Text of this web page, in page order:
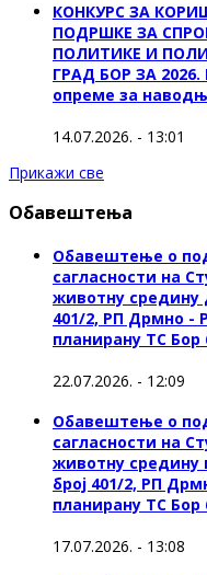
КОНКУРС ЗА
ПОДРШКЕ ЗА
ПОЛИТИКЕ И
ГРАД БОР ЗА
опреме за
14.07.2026. - 13:01
Прикажи све
Обавештења
Обавештење о
сагласности на
животну средину
401/2, РП Дрмно -
планирану ТС Бор
22.07.2026. - 12:09
Обавештење о
сагласности на
животну средину
број 401/2, РП
планирану ТС Бор
17.07.2026. - 13:08